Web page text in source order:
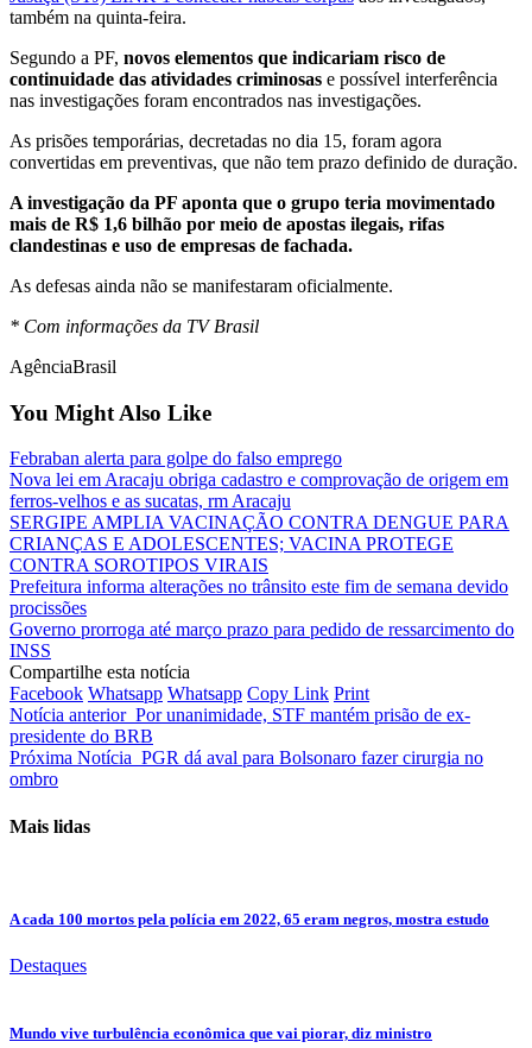
também na quinta-feira.
Segundo a PF, novos elementos que indicariam risco de
continuidade das atividades criminosas e possível interferência
nas investigações foram encontrados nas investigações.
As prisões temporárias, decretadas no dia 15, foram agora
convertidas em preventivas, que não tem prazo definido de duração.
A investigação da PF aponta que o grupo teria movimentado
mais de R$ 1,6 bilhão por meio de apostas ilegais, rifas
clandestinas e uso de empresas de fachada.
As defesas ainda não se manifestaram oficialmente.
* Com informações da TV Brasil
AgênciaBrasil
You Might Also Like
Febraban alerta para golpe do falso emprego
Nova lei em Aracaju obriga cadastro e comprovação de origem em
ferros-velhos e as sucatas, rm Aracaju
SERGIPE AMPLIA VACINAÇÃO CONTRA DENGUE PARA
CRIANÇAS E ADOLESCENTES; VACINA PROTEGE
CONTRA SOROTIPOS VIRAIS
Prefeitura informa alterações no trânsito este fim de semana devido
procissões
Governo prorroga até março prazo para pedido de ressarcimento do
INSS
Compartilhe esta notícia
Facebook Whatsapp Whatsapp Copy Link Print
Notícia anterior Por unanimidade, STF mantém prisão de ex-
presidente do BRB
Próxima Notícia PGR dá aval para Bolsonaro fazer cirurgia no
ombro
Mais lidas
A cada 100 mortos pela polícia em 2022, 65 eram negros, mostra estudo
Destaques
Mundo vive turbulência econômica que vai piorar, diz ministro